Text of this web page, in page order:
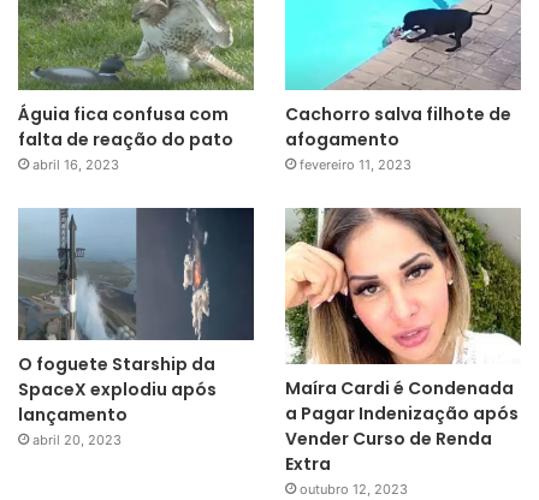
Águia fica confusa com
falta de reação do pato
abril 16, 2023
Cachorro salva filhote de
afogamento
fevereiro 11, 2023
O foguete Starship da
SpaceX explodiu após
lançamento
abril 20, 2023
Maíra Cardi é Condenada
a Pagar Indenização após
Vender Curso de Renda
Extra
outubro 12, 2023